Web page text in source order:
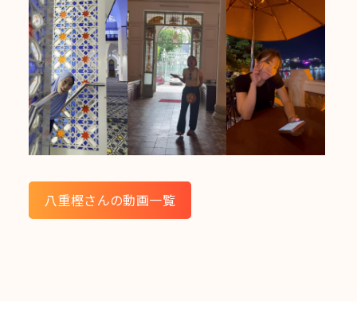
八重樫さんの動画一覧